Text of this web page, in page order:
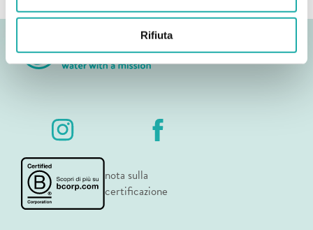
Rifiuta
nota sulla
certificazione